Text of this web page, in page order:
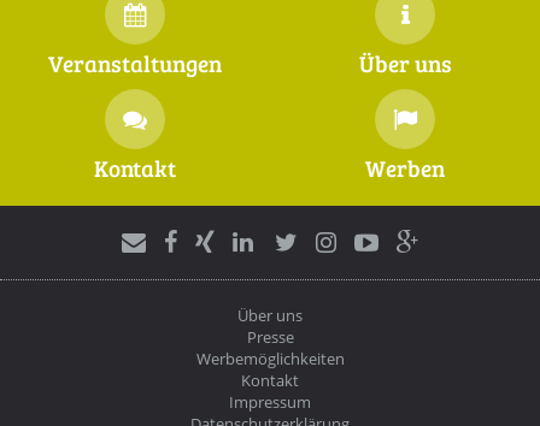
Veranstaltungen Über uns
Kontakt Werben
Über uns
Presse
Werbemöglichkeiten
Kontakt
Impressum